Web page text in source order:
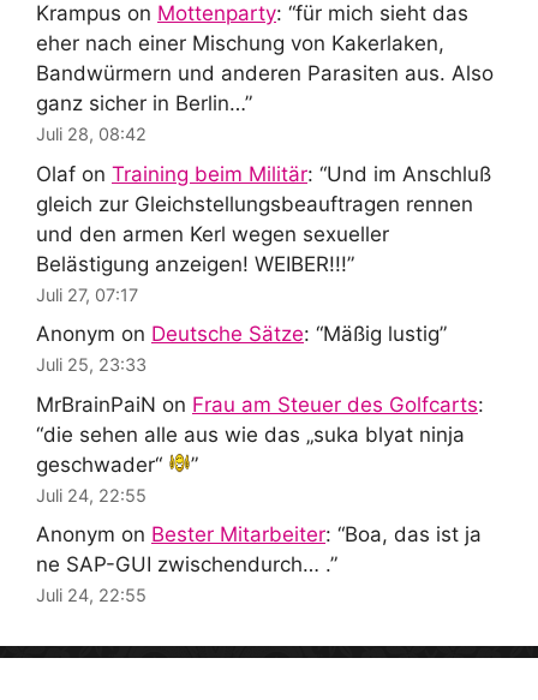
Krampus on Mottenparty: “für mich sieht das
eher nach einer Mischung von Kakerlaken,
Bandwürmern und anderen Parasiten aus. Also
ganz sicher in Berlin…”
Juli 28, 08:42
Olaf on Training beim Militär: “Und im Anschluß
gleich zur Gleichstellungsbeauftragen rennen
und den armen Kerl wegen sexueller
Belästigung anzeigen! WEIBER!!!”
Juli 27, 07:17
Anonym on Deutsche Sätze: “Mäßig lustig”
Juli 25, 23:33
MrBrainPaiN on Frau am Steuer des Golfcarts:
“die sehen alle aus wie das „suka blyat ninja
geschwader“
”
Juli 24, 22:55
Anonym on Bester Mitarbeiter: “Boa, das ist ja
ne SAP-GUI zwischendurch… .”
Juli 24, 22:55